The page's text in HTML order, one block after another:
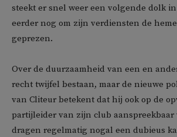
steekt er snel weer een volgende dolk
eerder nog om zijn verdiensten de
geprezen.
Over de duurzaamheid van een en
recht twijfel bestaan, maar de nieuwe
van Cliteur betekent dat hij ook op de
partijleider van zijn club aanspreekbaar
dragen regelmatig nogal een dubieus